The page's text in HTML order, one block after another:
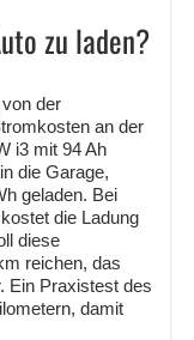
zu laden?
der
an der
i3 mit 94 Ah
die Garage,
geladen. Bei
die Ladung
diese
reichen, das
Ein Praxistest des
damit